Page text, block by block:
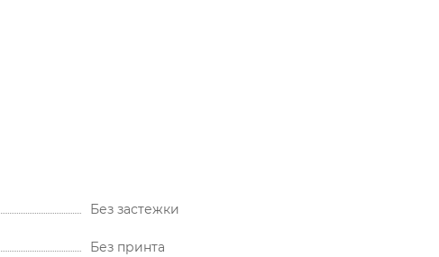
Без застежки
Без принта